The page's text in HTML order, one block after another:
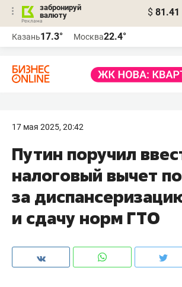
забронируй
валюту
$ 81.41
Казань17.3° Москва22.4°
17 мая 2025, 20:42
Путин поручил
налоговый вычет
за
и сдачу норм ГТО